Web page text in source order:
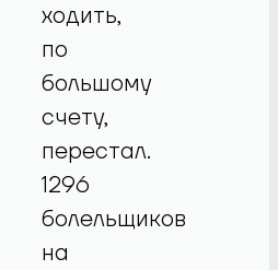
ходить,
по
большому
счету,
перестал.
1296
болельщиков
на